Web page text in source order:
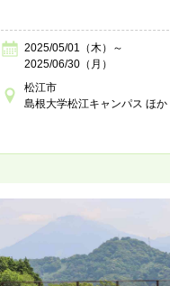
2025/05/01（木）～
2025/06/30（月）
松江市
島根大学松江キャンパス ほか